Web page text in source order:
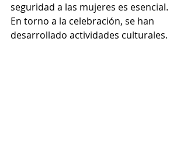
seguridad a las mujeres es esencial.
En torno a la celebración, se han
desarrollado actividades culturales.